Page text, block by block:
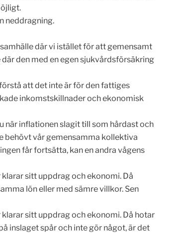
neddragning.
där vi istället för att gemensamt
den med en egen sjukvårdsförsäkring
att det inte är för den fattiges
inkomstskillnader och ekonomisk
när inflationen slagit till som hårdast och
behövt vår gemensamma kollektiva
får fortsätta, kan en andra vågens
sitt uppdrag och ekonomi. Då
lön eller med sämre villkor. Sen
sitt uppdrag och ekonomi. Då hotar
inslaget spår och inte gör något, är det